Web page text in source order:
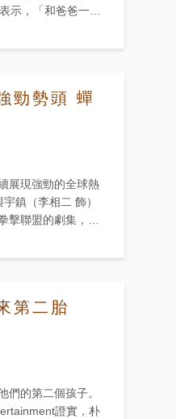
示，「和爸爸一起
勁勢頭 蟬
展現強勁的全球熱
鎮（李相二 飾）
擊聯盟的劇集，自
第二胎
們的第二個孩子。
證實，朴